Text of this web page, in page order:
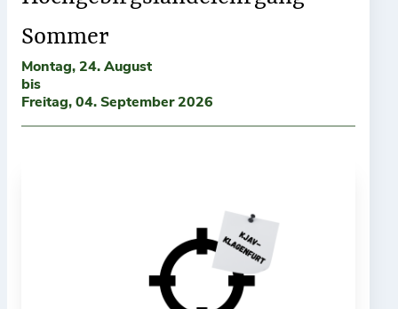
Sommer
Montag, 24. August
bis
Freitag, 04. September 2026